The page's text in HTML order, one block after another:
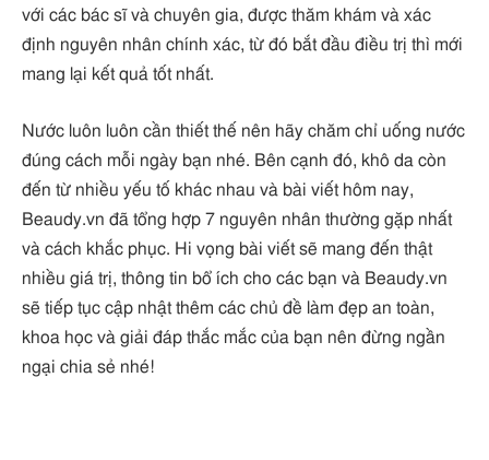
với các bác sĩ và chuyên gia, được thăm khám và xác
định nguyên nhân chính xác, từ đó bắt đầu điều trị thì mới
mang lại kết quả tốt nhất.
Nước luôn luôn cần thiết thế nên hãy chăm chỉ uống nước
đúng cách mỗi ngày bạn nhé. Bên cạnh đó, khô da còn
đến từ nhiều yếu tố khác nhau và bài viết hôm nay,
Beaudy.vn đã tổng hợp 7 nguyên nhân thường gặp nhất
và cách khắc phục. Hi vọng bài viết sẽ mang đến thật
nhiều giá trị, thông tin bổ ích cho các bạn và Beaudy.vn
sẽ tiếp tục cập nhật thêm các chủ đề làm đẹp an toàn,
khoa học và giải đáp thắc mắc của bạn nên đừng ngần
ngại chia sẻ nhé!